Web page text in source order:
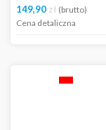
149,90 zł (brutto)
Cena detaliczna